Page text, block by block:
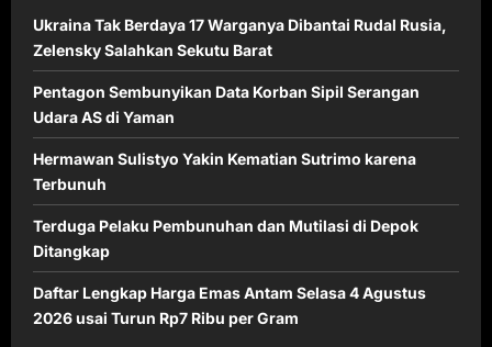
Ukraina Tak Berdaya 17 Warganya Dibantai Rudal Rusia,
Zelensky Salahkan Sekutu Barat
Pentagon Sembunyikan Data Korban Sipil Serangan
Udara AS di Yaman
Hermawan Sulistyo Yakin Kematian Sutrimo karena
Terbunuh
Terduga Pelaku Pembunuhan dan Mutilasi di Depok
Ditangkap
Daftar Lengkap Harga Emas Antam Selasa 4 Agustus
2026 usai Turun Rp7 Ribu per Gram